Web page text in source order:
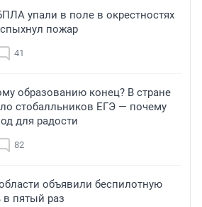
упали в поле в окрестностях
пожар
41
образованию конец? В стране
стобалльников ЕГЭ — почему
для радости
82
объявили беспилотную
в пятый раз